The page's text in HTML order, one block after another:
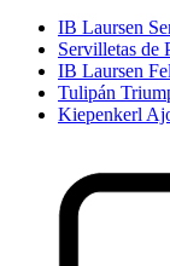
IB Laursen
Servilletas de
IB Laursen
Tulipán
Kiepenkerl